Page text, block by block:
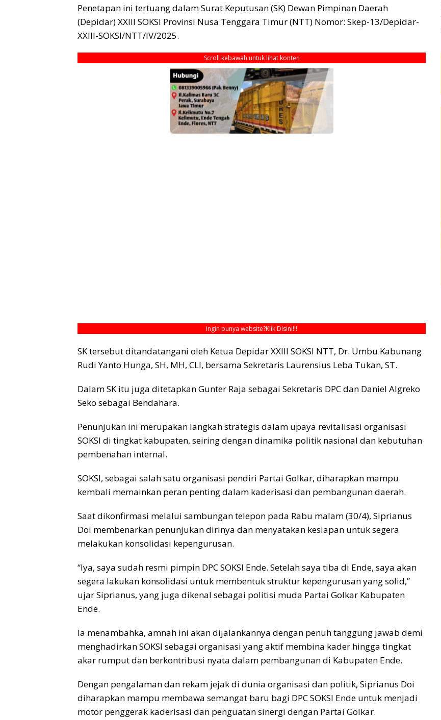
Penetapan ini tertuang dalam Surat Keputusan (SK) Dewan Pimpinan Daerah
(Depidar) XXIII SOKSI Provinsi Nusa Tenggara Timur (NTT) Nomor: Skep-13/Depidar-
XXIII-SOKSI/NTT/IV/2025.
Scroll kebawah untuk lihat konten
Ingin punya website?Klik Disini!!!
SK tersebut ditandatangani oleh Ketua Depidar XXIII SOKSI NTT, Dr. Umbu Kabunang
Rudi Yanto Hunga, SH, MH, CLI, bersama Sekretaris Laurensius Leba Tukan, ST.
Dalam SK itu juga ditetapkan Gunter Raja sebagai Sekretaris DPC dan Daniel Algreko
Seko sebagai Bendahara.
Penunjukan ini merupakan langkah strategis dalam upaya revitalisasi organisasi
SOKSI di tingkat kabupaten, seiring dengan dinamika politik nasional dan kebutuhan
pembenahan internal.
SOKSI, sebagai salah satu organisasi pendiri Partai Golkar, diharapkan mampu
kembali memainkan peran penting dalam kaderisasi dan pembangunan daerah.
Saat dikonfirmasi melalui sambungan telepon pada Rabu malam (30/4), Siprianus
Doi membenarkan penunjukan dirinya dan menyatakan kesiapan untuk segera
melakukan konsolidasi kepengurusan.
“Iya, saya sudah resmi pimpin DPC SOKSI Ende. Setelah saya tiba di Ende, saya akan
segera lakukan konsolidasi untuk membentuk struktur kepengurusan yang solid,”
ujar Siprianus, yang juga dikenal sebagai politisi muda Partai Golkar Kabupaten
Ende.
Ia menambahka, amnah ini akan dijalankannya dengan penuh tanggung jawab demi
menghadirkan SOKSI sebagai organisasi yang aktif membina kader hingga tingkat
akar rumput dan berkontribusi nyata dalam pembangunan di Kabupaten Ende.
Dengan pengalaman dan rekam jejak di dunia organisasi dan politik, Siprianus Doi
diharapkan mampu membawa semangat baru bagi DPC SOKSI Ende untuk menjadi
motor penggerak kaderisasi dan penguatan sinergi dengan Partai Golkar.